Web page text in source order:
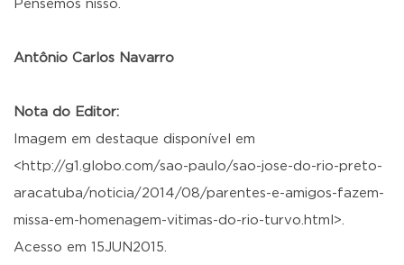
Pensemos nisso.
Antônio Carlos Navarro
Nota do Editor:
Imagem em destaque disponível em
<http://g1.globo.com/sao-paulo/sao-jose-do-rio-preto-
aracatuba/noticia/2014/08/parentes-e-amigos-fazem-
missa-em-homenagem-vitimas-do-rio-turvo.html>.
Acesso em 15JUN2015.